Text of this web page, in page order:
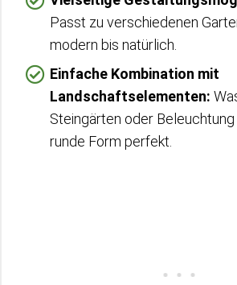
Passt zu verschiedenen
modern bis natürlich.
Einfache Kombination mit
Landschaftselementen:
Steingärten oder
runde Form perfekt.